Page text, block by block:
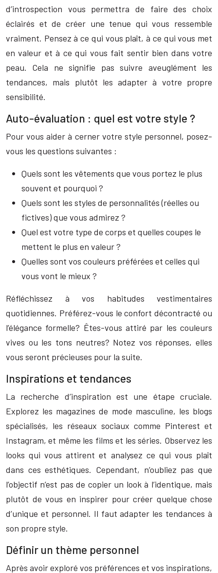
d’introspection vous permettra de faire des choix
éclairés et de créer une tenue qui vous ressemble
vraiment. Pensez à ce qui vous plaît, à ce qui vous met
en valeur et à ce qui vous fait sentir bien dans votre
peau. Cela ne signifie pas suivre aveuglément les
tendances, mais plutôt les adapter à votre propre
sensibilité.
Auto-évaluation : quel est votre style ?
Pour vous aider à cerner votre style personnel, posez-
vous les questions suivantes :
Quels sont les vêtements que vous portez le plus
souvent et pourquoi ?
Quels sont les styles de personnalités (réelles ou
fictives) que vous admirez ?
Quel est votre type de corps et quelles coupes le
mettent le plus en valeur ?
Quelles sont vos couleurs préférées et celles qui
vous vont le mieux ?
Réfléchissez à vos habitudes vestimentaires
quotidiennes. Préférez-vous le confort décontracté ou
l’élégance formelle? Êtes-vous attiré par les couleurs
vives ou les tons neutres? Notez vos réponses, elles
vous seront précieuses pour la suite.
Inspirations et tendances
La recherche d’inspiration est une étape cruciale.
Explorez les magazines de mode masculine, les blogs
spécialisés, les réseaux sociaux comme Pinterest et
Instagram, et même les films et les séries. Observez les
looks qui vous attirent et analysez ce qui vous plaît
dans ces esthétiques. Cependant, n’oubliez pas que
l’objectif n’est pas de copier un look à l’identique, mais
plutôt de vous en inspirer pour créer quelque chose
d’unique et personnel. Il faut adapter les tendances à
son propre style.
Définir un thème personnel
Après avoir exploré vos préférences et vos inspirations,